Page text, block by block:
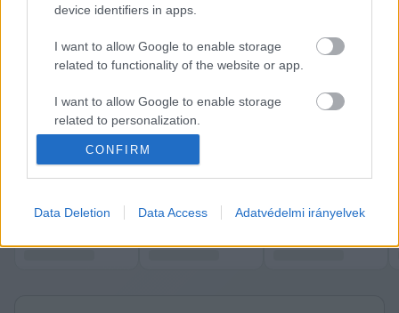
device identifiers in apps.
I want to allow Google to enable storage
related to functionality of the website or app.
I want to allow Google to enable storage
related to personalization.
I want to allow Google to enable storage
related to security, including authentication
user protection.
CONFIRM
Data Deletion Data Access Adatvédelmi irányelvek
külső kerületekben, a panellakások esetében ez
nyilván számottevőbb, mint az ötödik kerületi
lakásoknál, ahol a magas négyzetméterárak
miatt az ingatlanok jelentős része amúgy is
kiesik a körből.
További részletek a 24.hu cikkében
KECSUP SHORTS